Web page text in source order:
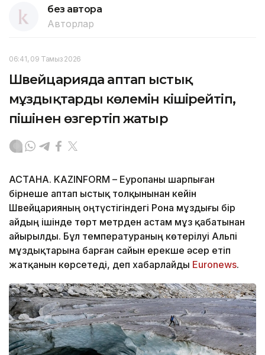
без автора
Авторлар
06:41, 09 Тамыз 2026
Швейцарияда аптап ыстық
мұздықтардың көлемін кішірейтіп,
пішінен өзгертіп жатыр
АСТАНА. KAZINFORM – Еуропаны шарпыған
бірнеше аптап ыстық толқынынан кейін
Швейцарияның оңтүстігіндегі Рона мұздығы бір
айдың ішінде төрт метрден астам мұз қабатынан
айырылды. Бұл температураның көтерілуі Альпі
мұздықтарына барған сайын ерекше әсер етіп
жатқанын көрсетеді, деп хабарлайды Еuronews.